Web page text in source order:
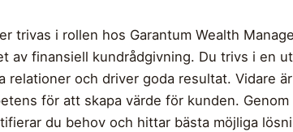
trivas i rollen hos Garantum Wealth
av finansiell kundrådgivning. Du trivs i en
och driver goda resultat. Vidare
för att skapa värde för kunden. Genom
du behov och hittar bästa möjliga